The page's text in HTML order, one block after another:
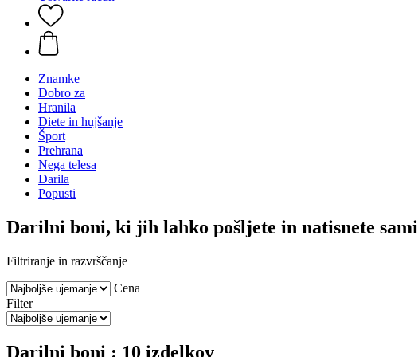
Znamke
Dobro za
Hranila
Diete in hujšanje
Šport
Prehrana
Nega telesa
Darila
Popusti
Darilni boni, ki jih lahko pošljete in natisnete sami
Filtriranje in razvrščanje
Cena
Filter
Darilni boni : 10 izdelkov